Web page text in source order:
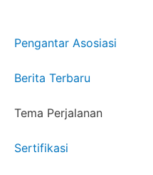
Pengantar Asosiasi
Berita Terbaru
Tema Perjalanan
Sertifikasi